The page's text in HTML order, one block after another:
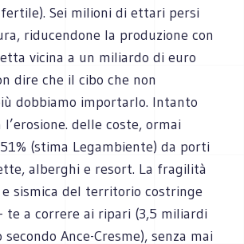
Sei milioni di ettari persi
riducendone la produzione con
vicina a un miliardo di euro
dire che il cibo che non
dobbiamo importarlo. Intanto
delle coste, ormai
(stima Legambiente) da porti
alberghi e resort. La fragilità
sismica del territorio costringe
te a correre ai ripari (3,5 miliardi
secondo Ance-Cresme), senza mai